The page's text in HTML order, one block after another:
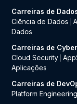
Carreiras de
Ciência de Dados
Dados
Carreiras de Cyber
Cloud Security
Aplicações
Carreiras de
Platform Engineering